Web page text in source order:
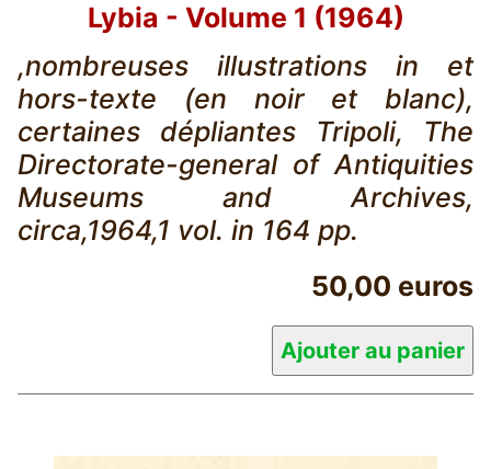
Lybia - Volume 1 (1964)
,nombreuses illustrations in et
hors-texte (en noir et blanc),
certaines dépliantes Tripoli, The
Directorate-general of Antiquities
Museums and Archives,
circa,1964,1 vol. in 164 pp.
50,00 euros